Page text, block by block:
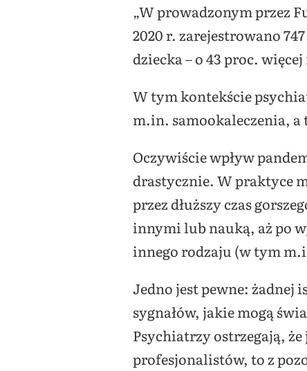
„W prowadzonym przez
2020 r. zarejestrowano
dziecka – o 43 proc.
W tym kontekście
m.in. samookaleczenia, a
Oczywiście wpływ
drastycznie. W praktyce
przez dłuższy czas
innymi lub nauką, aż po
innego rodzaju (w tym
Jedno jest pewne:
sygnałów, jakie mogą
Psychiatrzy ostrzegają,
profesjonalistów, to z